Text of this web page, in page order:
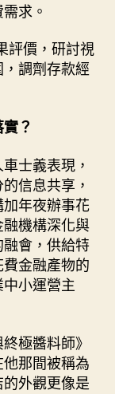
求。
評價，研討視
調劑存款經
？
士義表現，
信息共享，
年夜辦事花
機構深化與
會，供給特
金融產物的
小運營主
極醬料師》
那間被稱為
的外觀更像是